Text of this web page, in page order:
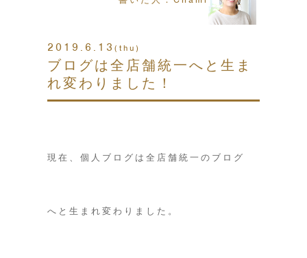
2019.6.13 (thu)
ブログは全店舗統一へと生ま
れ変わりました！
現在、個人ブログは全店舗統一のブログ
へと生まれ変わりました。